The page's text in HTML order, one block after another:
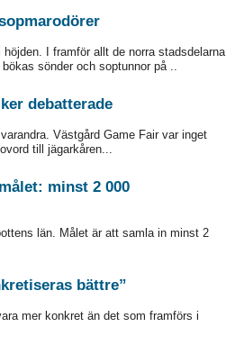
I framför allt de norra stadsdelarna
sönder och soptunnor på ..
debatterade
Västgård Game Fair var inget
till jägarkåren...
minst 2 000
län. Målet är att samla in minst 2
bättre”
mer konkret än det som framförs i